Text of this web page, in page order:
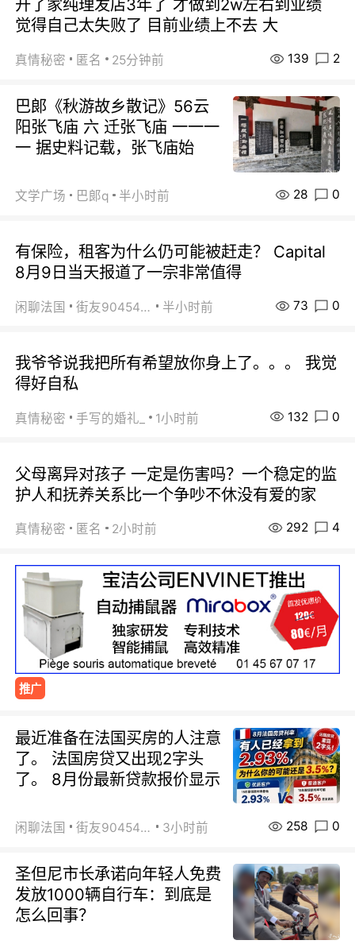
开了家纯理发店3年了 才做到2w左右到业绩
觉得自己太失败了 目前业绩上不去 大
真情秘密 匿名 25分钟前 139 2
巴郞《秋游故乡散记》56云
阳张飞庙 六 迁张飞庙 一一一
一 据史料记载，张飞庙始
文学广场 巴郞q 半小时前 28 0
有保险，租客为什么仍可能被赶走？ Capital
8月9日当天报道了一宗非常值得
闲聊法国 街友90454511 半小时前 73 0
我爷爷说我把所有希望放你身上了。。。 我觉
得好自私
真情秘密 手写的婚礼_ 1小时前 132 0
父母离异对孩子 一定是伤害吗？一个稳定的监
护人和抚养关系比一个争吵不休没有爱的家
真情秘密 匿名 2小时前 292 4
推广
最近准备在法国买房的人注意
了。 法国房贷又出现2字头
了。 8月份最新贷款报价显示
闲聊法国 街友90454511 3小时前 258 0
圣但尼市长承诺向年轻人免费
发放1000辆自行车：到底是
怎么回事？